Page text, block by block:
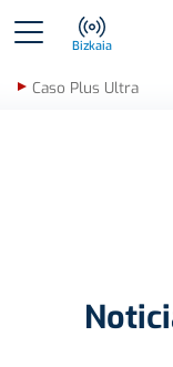
Bizkaia
Caso Plus Ultra